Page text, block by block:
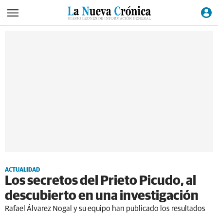
ACTUALIDAD
Los secretos del Prieto Picudo, al
descubierto en una investigación
Rafael Álvarez Nogal y su equipo han publicado los resultados